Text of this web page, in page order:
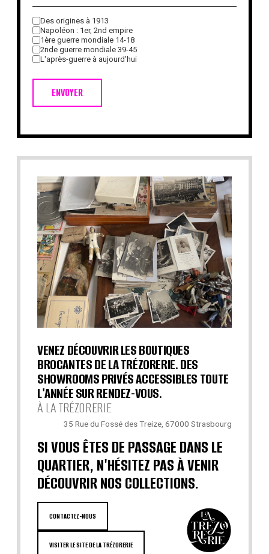
ENVOYER
Des origines à 1913
Napoléon : 1er, 2nd empire
1ère guerre mondiale 14-18
2nde guerre mondiale 39-45
L'après-guerre à aujourd'hui
VENEZ DÉCOUVRIR LES BOUTIQUES
BROCANTES DE LA TRÉZORERIE. DES
SHOWROOMS PRIVÉS ACCESSIBLES TOUTE
L'ANNÉE SUR RENDEZ-VOUS.
À LA TRÉZORERIE
35 Rue du Fossé des Treize, 67000 Strasbourg
SI VOUS ÊTES DE PASSAGE DANS LE
QUARTIER, N'HÉSITEZ PAS À VENIR
DÉCOUVRIR NOS COLLECTIONS.
CONTACTEZ-NOUS
VISITER LE SITE DE LA TRÉZORERIE